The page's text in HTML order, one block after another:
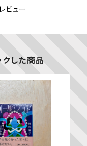
レビュー
した商品